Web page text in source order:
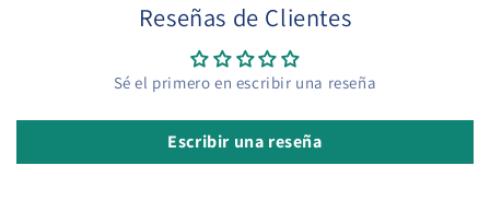
Reseñas de Clientes
Sé el primero en escribir una reseña
Escribir una reseña